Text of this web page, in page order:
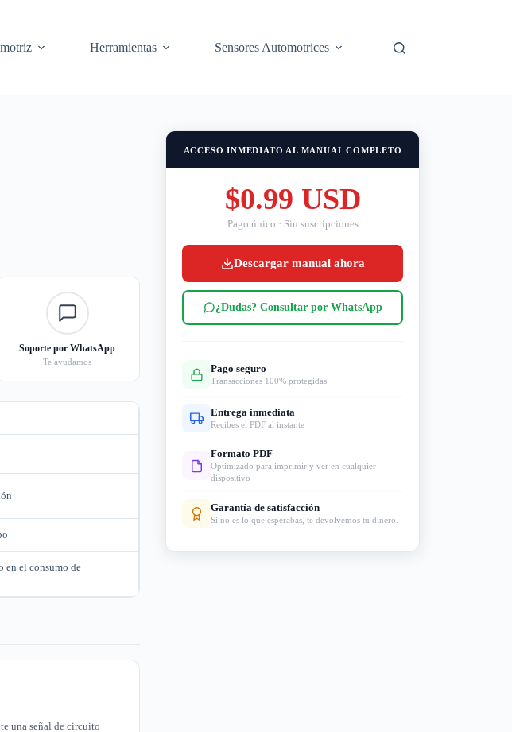
Herramientas Sensores Automotrices
Soporte por WhatsApp
Te ayudamos
en el consumo de
una señal de circuito
ACCESO INMEDIATO AL MANUAL COMPLETO
$0.99 USD
Pago único · Sin suscripciones
Descargar manual ahora
¿Dudas? Consultar por WhatsApp
Pago seguro
Transacciones 100% protegidas
Entrega inmediata
Recibes el PDF al instante
Formato PDF
Optimizado para imprimir y ver en cualquier
dispositivo
Garantía de satisfacción
Si no es lo que esperabas, te devolvemos tu dinero.